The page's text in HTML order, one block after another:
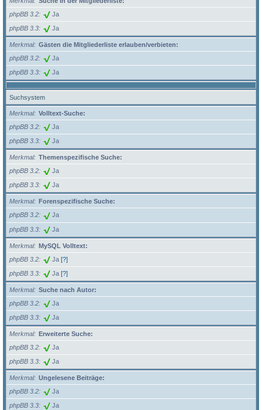
phpBB 3.2
Ja
phpBB 3.3 Ja
Merkmal
Gästen die Mitgliederliste erlauben/verbieten:
phpBB 3.2
Ja
phpBB 3.3 Ja
Suchsystem
Merkmal
Volltext-Suche:
phpBB 3.2
Ja
phpBB 3.3 Ja
Merkmal
Themenspezifische Suche:
phpBB 3.2
Ja
phpBB 3.3 Ja
Merkmal
Forenspezifische Suche:
phpBB 3.2
Ja
phpBB 3.3 Ja
Merkmal
MySQL Volltext:
phpBB 3.2
Ja [?]
phpBB 3.3 Ja [?]
Merkmal
Suche nach Autor:
phpBB 3.2
Ja
phpBB 3.3 Ja
Merkmal
Erweiterte Suche:
phpBB 3.2
Ja
phpBB 3.3 Ja
Merkmal
Ungelesene Beiträge:
phpBB 3.2
Ja
phpBB 3.3 Ja